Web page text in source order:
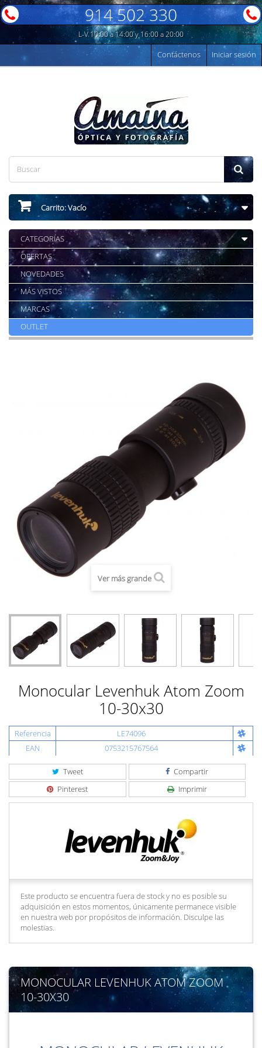
914 502 330
L-V 10:00 a 14:00 y 16:00 a 20:00
Iniciar sesión
Contáctenos
Carrito:Vacío
CATEGORÍAS
OFERTAS
NOVEDADES
MÁS VISTOS
MARCAS
OUTLET
Ver más grande
Monocular Levenhuk Atom Zoom
10-30x30
Referencia
LE74096
EAN
0753215767564
Tweet
Compartir
Pinterest
Imprimir
Este producto se encuentra fuera de stock y no es posible su
adquisición en estos momentos, únicamente permanece visible
en nuestra web por propósitos de información. Disculpe las
molestias.
MONOCULAR LEVENHUK ATOM ZOOM
10-30X30